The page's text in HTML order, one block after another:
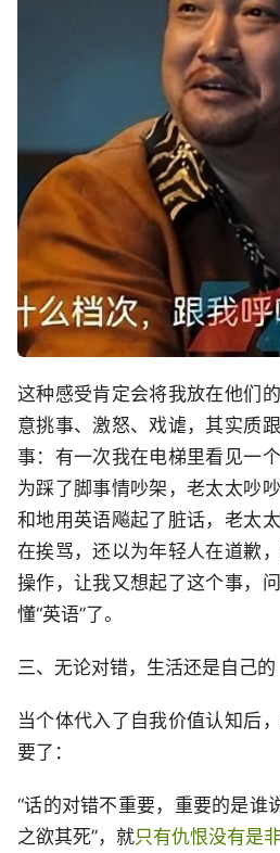
这种感受肯定会将我放在他们
意挑事、激怒、戏谑，其实质
事：有一次我在电梯里看见一
为踩了脚事情吵架，老太太吵
和地用英语飚起了脏话，老太
在挨骂，还以为年轻人在道歉
操作，让我又想起了这个事，
懂“英语”了。
三、无论对错，生活还是自己的
当个体代入了自我价值认知后
要了：
“话的对错不重要，重要的是谁
之欲其死”，就只有仇恨没有是